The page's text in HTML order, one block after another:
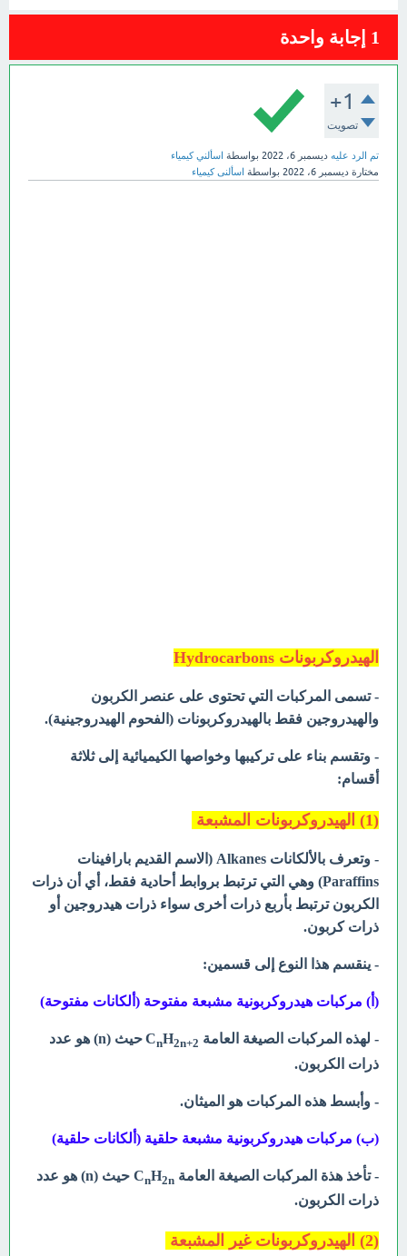
1 إجابة واحدة
+1
تصويت
تم الرد عليه ديسمبر 6، 2022 بواسطة اسألني كيمياء
مختارة ديسمبر 6، 2022 بواسطة اسألنى كيمياء
الهيدروكربونات Hydrocarbons
- تسمى المركبات التي تحتوى على عنصر الكربون
والهيدروجين فقط بالهيدروكربونات (الفحوم الهيدروجينية).
- وتقسم بناء على تركيبها وخواصها الكيميائية إلى ثلاثة
أقسام:
(1) الهيدروكربونات المشبعة
- وتعرف بالألكانات Alkanes (الاسم القديم بارافينات
Paraffins) وهي التي ترتبط بروابط أحادية فقط، أي أن ذرات
الكربون ترتبط بأربع ذرات أخرى سواء ذرات هيدروجين أو
ذرات كربون.
- ينقسم هذا النوع إلى قسمين:
(أ) مركبات هيدروكربونية مشبعة مفتوحة (ألكانات مفتوحة)
- لهذه المركبات الصيغة العامة 2+
CnH2n
حيث (n) هو عدد
ذرات الكربون.
- وأبسط هذه المركبات هو الميثان.
(ب) مركبات هيدروكربونية مشبعة حلقية (ألكانات حلقية)
- تأخذ هذة المركبات الصيغة العامة C nH2n
حيث (n) هو عدد
ذرات الكربون.
(2) الهيدروكربونات غير المشبعة